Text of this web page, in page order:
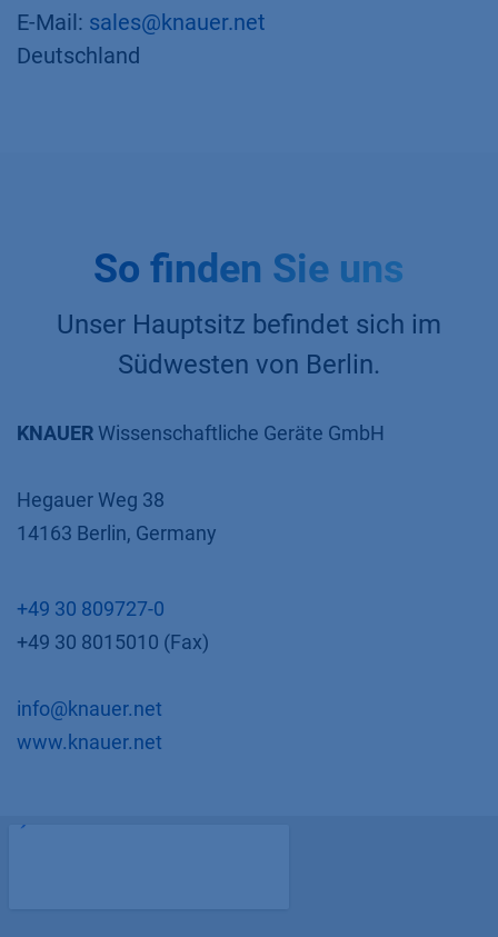
E-Mail: sales@knauer.net
Deutschland
So finden Sie uns
Unser Hauptsitz befindet sich im
Südwesten von Berlin.
KNAUER Wissenschaftliche Geräte GmbH
Hegauer Weg 38
14163 Berlin, Germany
+49 30 809727-0
+49 30 8015010 (Fax)
info@knauer.net
​www.knauer.net​